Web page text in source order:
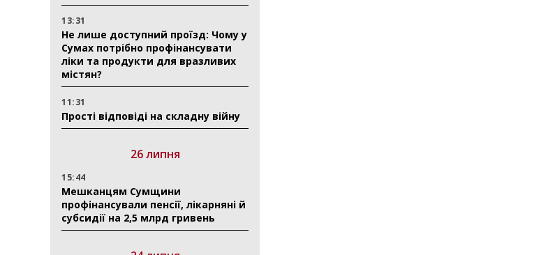
13:31
Не лише доступний проїзд: Чому у
Сумах потрібно профінансувати
ліки та продукти для вразливих
містян?
11:31
Прості відповіді на складну війну
26 липня
15:44
Мешканцям Сумщини
профінансували пенсії, лікарняні й
субсидії на 2,5 млрд гривень